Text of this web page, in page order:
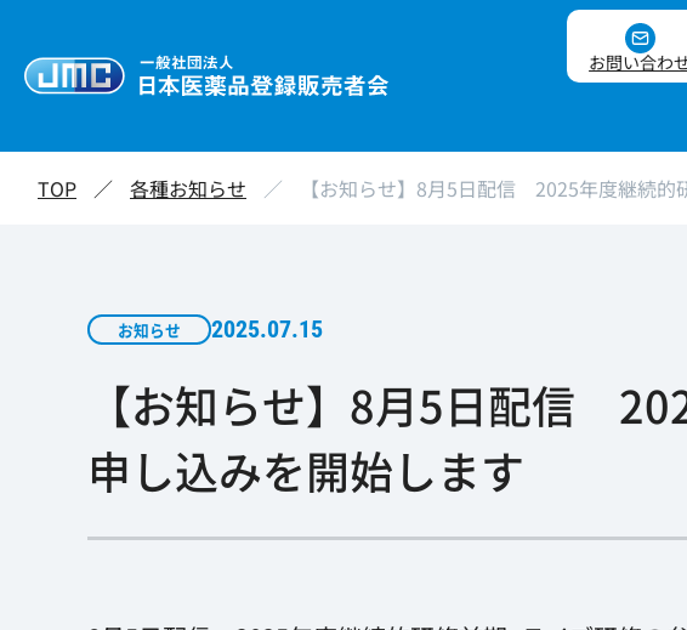
お問い合わ
TOP ／ 各種お知らせ ／ 【お知らせ】8月5日配信 2025年度継続
お知らせ 2025.07.15
【お知らせ】8月5日配信
申し込みを開始します